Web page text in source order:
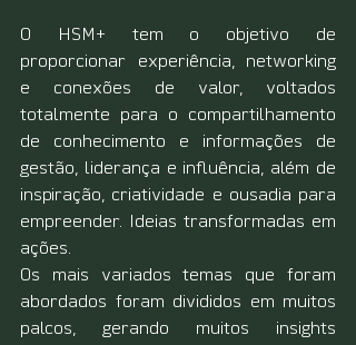
O HSM+ tem o objetivo de
proporcionar experiência, networking
e conexões de valor, voltados
totalmente para o compartilhamento
de conhecimento e informações de
gestão, liderança e influência, além de
inspiração, criatividade e ousadia para
empreender. Ideias transformadas em
ações.
Os mais variados temas que foram
abordados foram divididos em muitos
palcos, gerando muitos insights